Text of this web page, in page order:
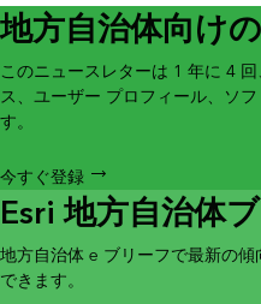
地方自治体向け
このニュースレターは 1 年に 4
ス、ユーザー プロフィール、ソ
す。
今すぐ登録
Esri 地方自治体
地方自治体 e ブリーフで最新の
できます。